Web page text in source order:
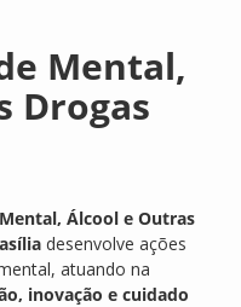
Mental,
Drogas
Álcool e Outras
desenvolve ações
atuando na
inovação e cuidado